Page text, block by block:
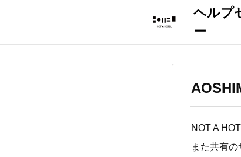
NOT A
また共有